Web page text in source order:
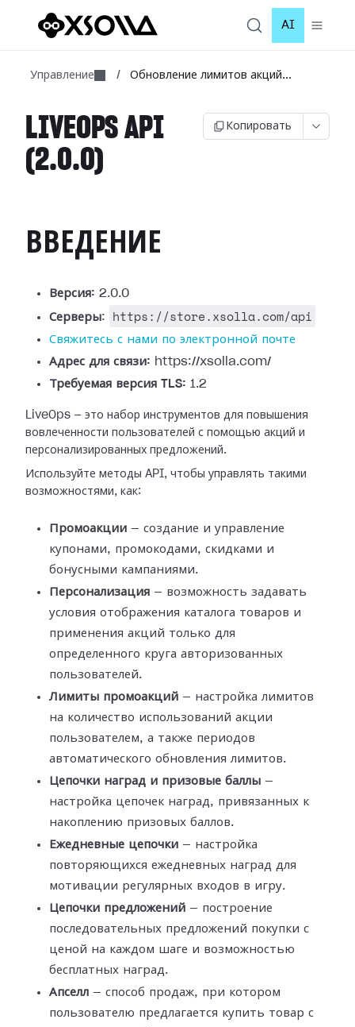
AI
Управление / Обновление лимитов акций...
LIVEOPS API
(2.0.0)
Копировать
ВВЕДЕНИЕ
Версия: 2.0.0
Серверы: https://store.xsolla.com/api
Свяжитесь с нами по электронной почте
Адрес для связи: https://xsolla.com/
Требуемая версия TLS: 1.2
LiveOps — это набор инструментов для повышения
вовлеченности пользователей с помощью акций и
персонализированных предложений.
Используйте методы API, чтобы управлять такими
возможностями, как:
Промоакции — создание и управление
купонами, промокодами, скидками и
бонусными кампаниями.
Персонализация — возможность задавать
условия отображения каталога товаров и
применения акций только для
определенного круга авторизованных
пользователей.
Лимиты промоакций — настройка лимитов
на количество использований акции
пользователем, а также периодов
автоматического обновления лимитов.
Цепочки наград и призовые баллы —
настройка цепочек наград, привязанных к
накоплению призовых баллов.
Ежедневные цепочки — настройка
повторяющихся ежедневных наград для
мотивации регулярных входов в игру.
Цепочки предложений — построение
последовательных предложений покупки с
ценой на каждом шаге и возможностью
бесплатных наград.
Апселл — способ продаж, при котором
пользователю предлагается купить товар с